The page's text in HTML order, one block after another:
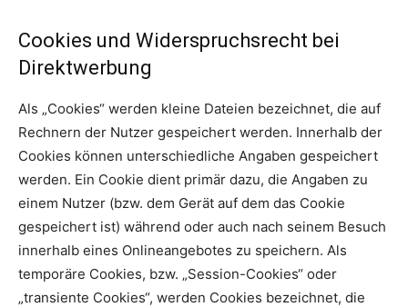
Cookies und Widerspruchsrecht bei
Direktwerbung
Als „Cookies“ werden kleine Dateien bezeichnet, die auf
Rechnern der Nutzer gespeichert werden. Innerhalb der
Cookies können unterschiedliche Angaben gespeichert
werden. Ein Cookie dient primär dazu, die Angaben zu
einem Nutzer (bzw. dem Gerät auf dem das Cookie
gespeichert ist) während oder auch nach seinem Besuch
innerhalb eines Onlineangebotes zu speichern. Als
temporäre Cookies, bzw. „Session-Cookies“ oder
„transiente Cookies“, werden Cookies bezeichnet, die